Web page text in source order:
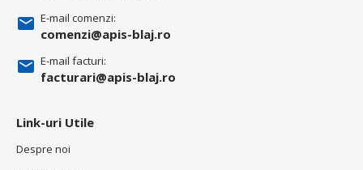
E-mail comenzi:
comenzi@apis-blaj.ro
E-mail facturi:
facturari@apis-blaj.ro
Link-uri Utile
Despre noi